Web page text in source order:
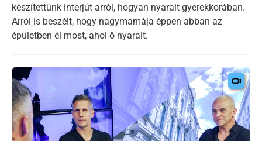
készítettünk interjút arról, hogyan nyaralt gyerekkorában.
Arról is beszélt, hogy nagymamája éppen abban az
épületben él most, ahol ő nyaralt.